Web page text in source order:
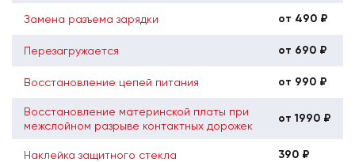
Замена разъема зарядки от 490 ₽
Перезагружается от 690 ₽
Восстановление цепей питания от 990 ₽
Восстановление материнской платы при
межслойном разрыве контактных дорожек
от 1990 ₽
Наклейка защитного стекла 390 ₽